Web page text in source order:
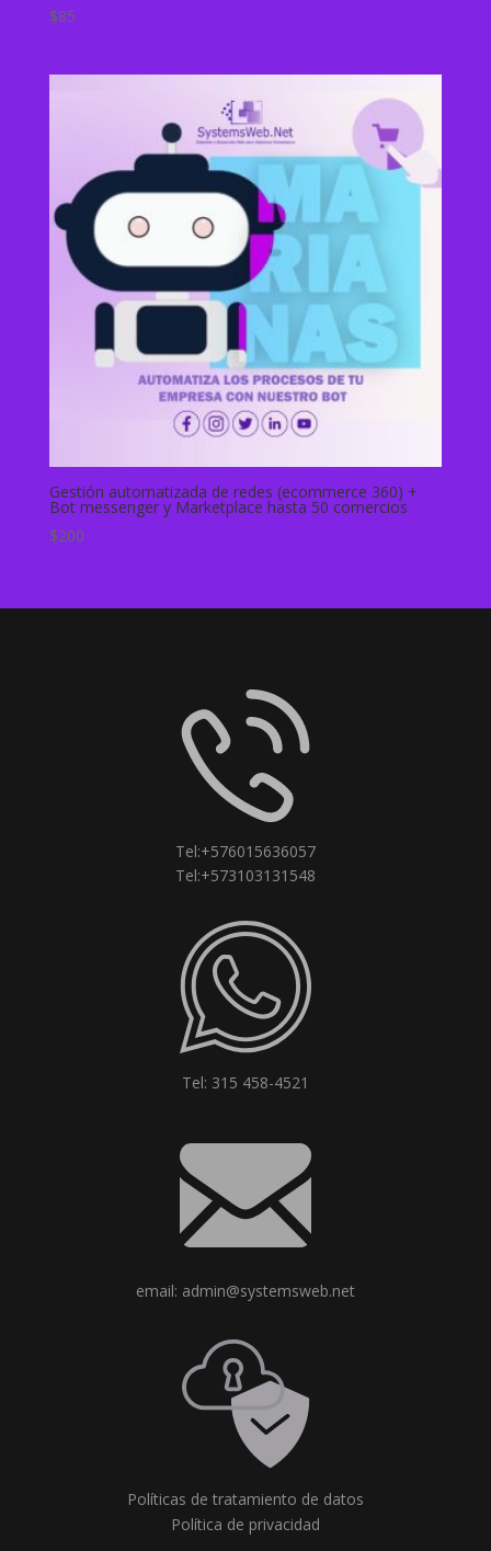
$85
Gestión automatizada de redes (ecommerce 360) +
Bot messenger y Marketplace hasta 50 comercios
$200
Tel:+576015636057
Tel:+573103131548
Tel: 315 458-4521
email: admin@systemsweb.net
Políticas de tratamiento de datos
Política de privacidad